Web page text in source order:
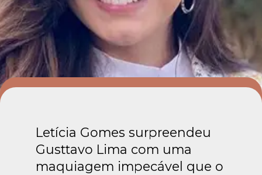
Letícia Gomes surpreendeu
Gusttavo Lima com uma
maquiagem impecável que o